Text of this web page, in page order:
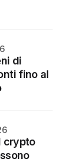
di
fino al
crypto